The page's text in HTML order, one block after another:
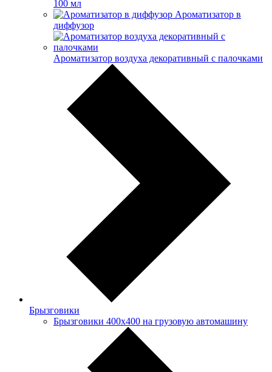
100 мл
Ароматизатор в
диффузор
Ароматизатор воздуха декоративный с палочками
Брызговики
Брызговики 400х400 на грузовую автомашину